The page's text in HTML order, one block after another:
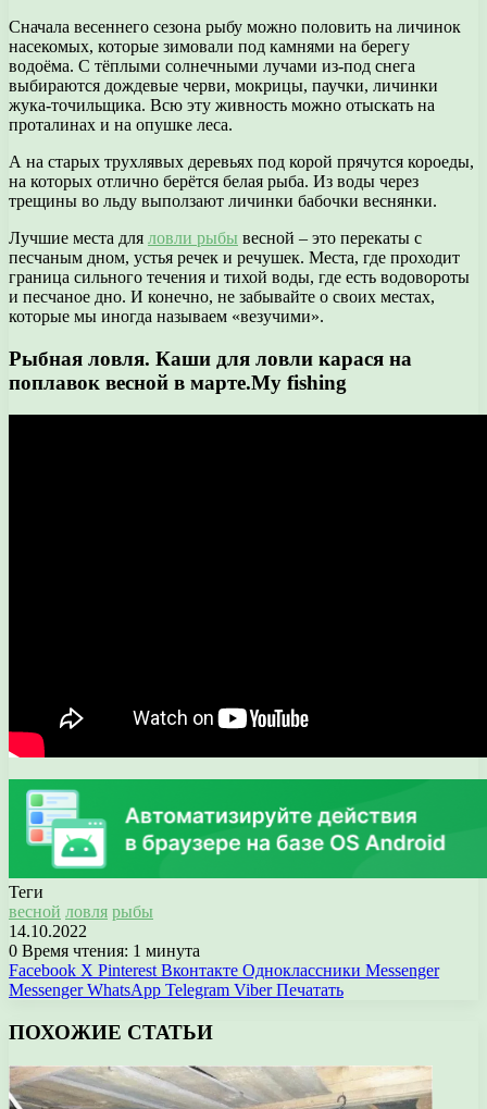
Сначала весеннего сезона рыбу можно половить на личинок
насекомых, которые зимовали под камнями на берегу
водоёма. С тёплыми солнечными лучами из-под снега
выбираются дождевые черви, мокрицы, паучки, личинки
жука-точильщика. Всю эту живность можно отыскать на
проталинах и на опушке леса.
А на старых трухлявых деревьях под корой прячутся короеды,
на которых отлично берётся белая рыба. Из воды через
трещины во льду выползают личинки бабочки веснянки.
Лучшие места для ловли рыбы весной – это перекаты с
песчаным дном, устья речек и речушек. Места, где проходит
граница сильного течения и тихой воды, где есть водовороты
и песчаное дно. И конечно, не забывайте о своих местах,
которые мы иногда называем «везучими».
Рыбная ловля. Каши для ловли карася на
поплавок весной в марте.My fishing
Теги
весной ловля рыбы
14.10.2022
0 Время чтения: 1 минута
Facebook X Pinterest Вконтакте Одноклассники Messenger
Messenger WhatsApp Telegram Viber Печатать
ПОХОЖИЕ СТАТЬИ